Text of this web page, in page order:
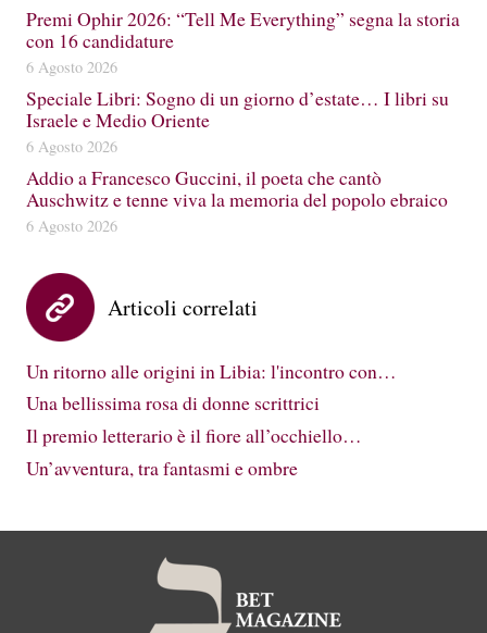
Premi Ophir 2026: “Tell Me Everything” segna la storia
con 16 candidature
6 Agosto 2026
Speciale Libri: Sogno di un giorno d’estate… I libri su
Israele e Medio Oriente
6 Agosto 2026
Addio a Francesco Guccini, il poeta che cantò
Auschwitz e tenne viva la memoria del popolo ebraico
6 Agosto 2026
Articoli correlati
Un ritorno alle origini in Libia: l'incontro con…
Una bellissima rosa di donne scrittrici
Il premio letterario è il fiore all’occhiello…
Un’avventura, tra fantasmi e ombre